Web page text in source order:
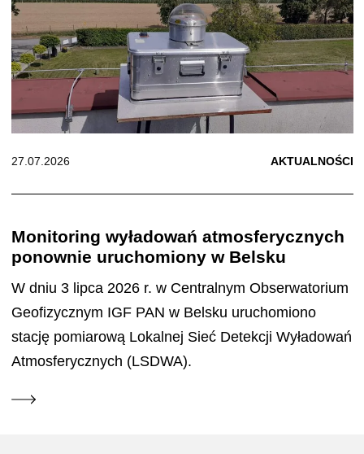
27.07.2026 AKTUALNOŚCI
Monitoring wyładowań atmosferycznych
ponownie uruchomiony w Belsku
W dniu 3 lipca 2026 r. w Centralnym Obserwatorium
Geofizycznym IGF PAN w Belsku uruchomiono
stację pomiarową Lokalnej Sieć Detekcji Wyładowań
Atmosferycznych (LSDWA).